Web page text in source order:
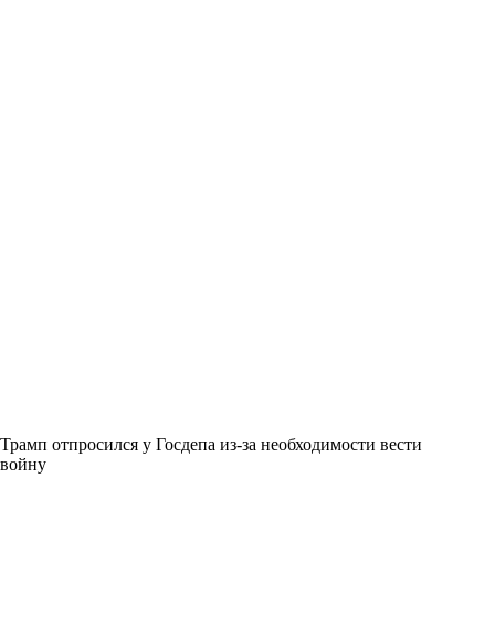
Трамп отпросился у Госдепа из-за необходимости вести
войну